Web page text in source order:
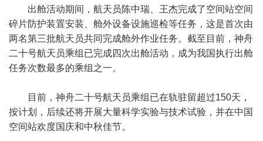
出舱活动期间，航天员陈中瑞、王杰完成了空间站空间
碎片防护装置安装、舱外设备设施巡检等任务，这是首次由
两名第三批航天员共同完成舱外作业任务。截至目前，神舟
二十号航天员乘组已完成四次出舱活动，成为我国执行出舱
任务次数最多的乘组之一。
目前，神舟二十号航天员乘组已在轨驻留超过150天，
按计划，后续还将开展大量科学实验与技术试验，并在中国
空间站欢度国庆和中秋佳节。